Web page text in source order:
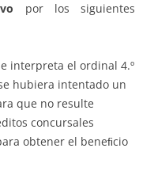
por los siguientes
interpreta el ordinal 4.º
hubiera intentado un
que no resulte
concursales
obtener el beneﬁcio